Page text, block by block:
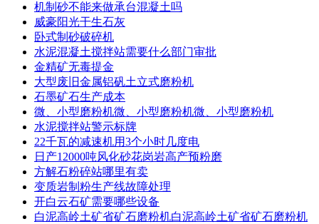
机制砂不能来做承台混凝土吗
威豪阳光干生石灰
卧式制砂破碎机
水泥混凝土搅拌站需要什么部门审批
金精矿无毒提金
大型废旧金属铝矾土立式磨粉机
石墨矿石生产成本
微、小型磨粉机微、小型磨粉机微、小型磨粉机
水泥搅拌站警示标牌
22千瓦的减速机用3个小时几度电
日产12000吨风化砂花岗岩高产预粉磨
方解石粉碎站哪里有卖
变质岩制粉生产线故障处理
开白云石矿需要哪些设备
白泥高岭土矿省矿石磨粉机白泥高岭土矿省矿石磨粉机